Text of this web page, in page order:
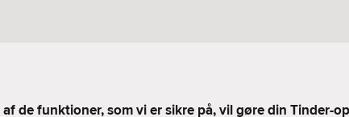
de funktioner, som vi er sikre på, vil gøre din Tinder-